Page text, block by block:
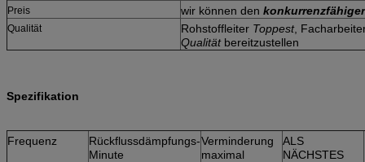
Preis
wir können den
Qualität Rohstoffleiter Toppest,
Qualitätbereitzustellen
Spezifikation
Frequenz
Rückflussdämpfungs-
Minute
Verminderung
maximal
ALS
NÄCHSTES